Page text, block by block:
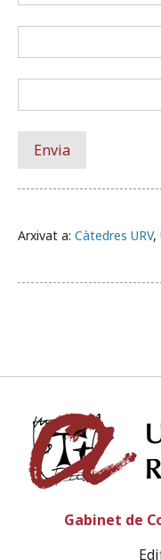
Arxivat a: Càtedres URV,
Gabinet de